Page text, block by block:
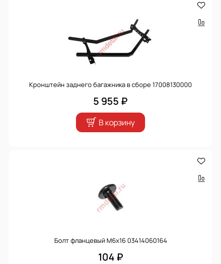
Кронштейн заднего багажника в сборе 17008130000
5 955 ₽
В корзину
Болт фланцевый М6х16 03414060164
104 ₽